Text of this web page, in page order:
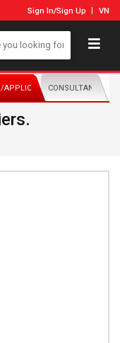
Sign In/Sign Up VN
APPLICATORCONSULTANTS